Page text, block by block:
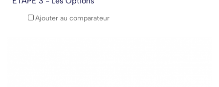
Ajouter au comparateur